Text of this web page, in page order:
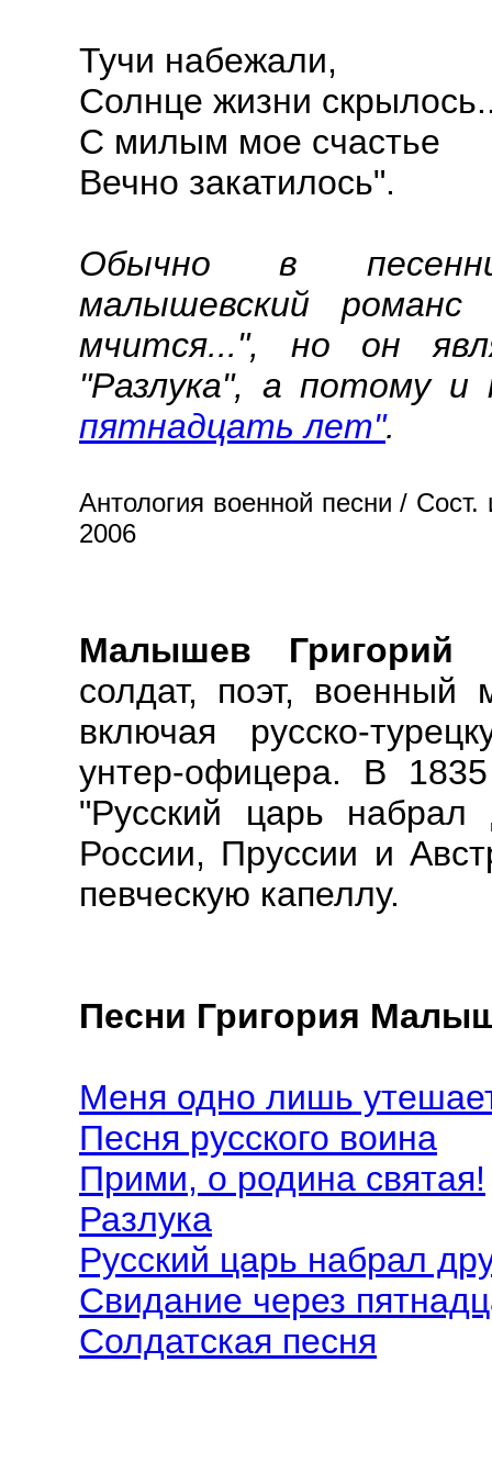
Тучи набежали,
Солнце жизни
С милым мое счастье
Вечно закатилось".
Обычно в
малышевский
мчится...", но он
"Разлука", а потому
пятнадцать лет".
Антология военной песни /
2006
Малышев Григорий
солдат, поэт,
включая русско-
унтер-офицера. В
"Русский царь набрал
России, Пруссии и
певческую капеллу.
Песни Григория
Меня одно лишь
Песня русского воина
Прими, о родина святая!
Разлука
Русский царь набрал
Свидание через
Солдатская песня